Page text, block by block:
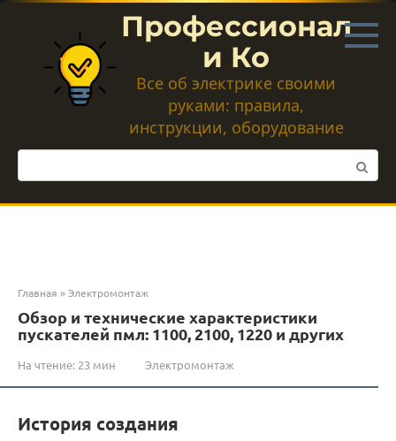
Перейти
контенту
Профессионал
и Ко
Все об электрике своими
руками: правила,
инструкции, оборудование
Поиск:
Главная »Электромонтаж
Обзор и технические характеристики
пускателей пмл: 1100, 2100, 1220 и других
На чтение: 23 мин Электромонтаж
История создания